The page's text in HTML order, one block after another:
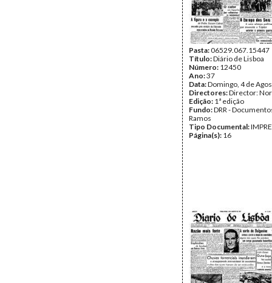
Pasta:06529.067.15447
Título:Diário de Lisboa
Número: 12450
Ano:37
Data:Domingo, 4 de
Directores:Director:
Edição: 1ª edição
Fundo:DRR -
Ramos
Tipo Documental:
Página(s): 16